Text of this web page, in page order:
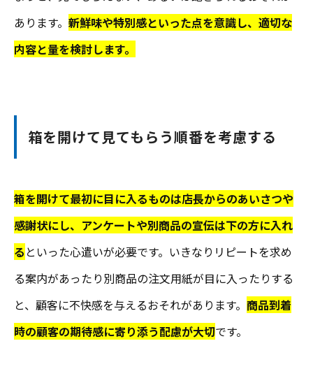
あります。 新鮮味や特別感といった点を意識し、適切な
内容と量を検討します。
箱を開けて見てもらう順番を考慮する
箱を開けて最初に目に入るものは店長からのあいさつや
感謝状にし、アンケートや別商品の宣伝は下の方に入れ
る といった心遣いが必要です。いきなりリピートを求め
る案内があったり別商品の注文用紙が目に入ったりする
と、顧客に不快感を与えるおそれがあります。 商品到着
時の顧客の期待感に寄り添う配慮が大切です。